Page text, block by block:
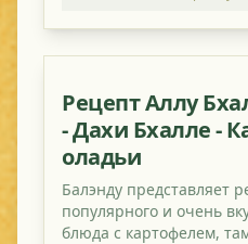
Рецепт Аллу
- Дахи Бхалле -
оладьи
Балэнду представляет
популярного и очень
блюда с картофелем,